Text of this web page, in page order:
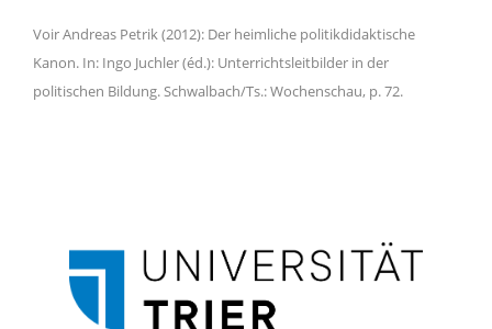
Voir Andreas Petrik (2012): Der heimliche politikdidaktische
Kanon. In: Ingo Juchler (éd.): Unterrichtsleitbilder in der
politischen Bildung. Schwalbach/Ts.: Wochenschau, p. 72.